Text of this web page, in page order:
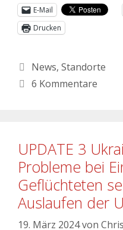
E-Mail
Drucken
News, Standorte
6 Kommentare
UPDATE 3
Probleme bei
Geflüchteten
Auslaufen der
19. März 2024von Chris